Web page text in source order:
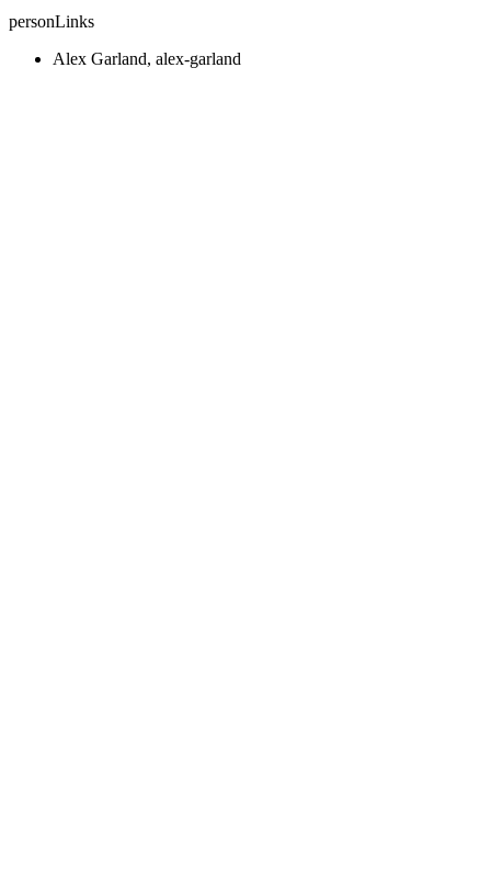
personLinks
Alex Garland, alex-garland